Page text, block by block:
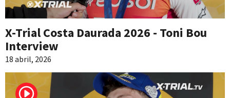
X-Trial Costa Daurada 2026 - Toni Bou
Interview
18 abril, 2026